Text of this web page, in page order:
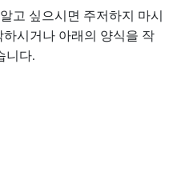
고 싶으시면 주저하지 마시
시거나 아래의 양식을 작
니다.